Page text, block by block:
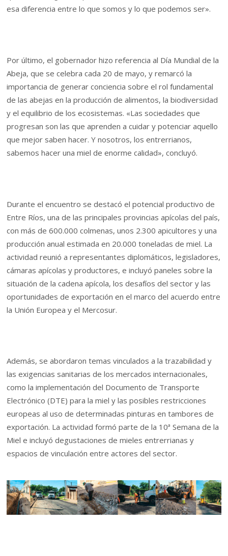
esa diferencia entre lo que somos y lo que podemos ser».
Por último, el gobernador hizo referencia al Día Mundial de la
Abeja, que se celebra cada 20 de mayo, y remarcó la
importancia de generar conciencia sobre el rol fundamental
de las abejas en la producción de alimentos, la biodiversidad
y el equilibrio de los ecosistemas. «Las sociedades que
progresan son las que aprenden a cuidar y potenciar aquello
que mejor saben hacer. Y nosotros, los entrerrianos,
sabemos hacer una miel de enorme calidad», concluyó.
Durante el encuentro se destacó el potencial productivo de
Entre Ríos, una de las principales provincias apícolas del país,
con más de 600.000 colmenas, unos 2.300 apicultores y una
producción anual estimada en 20.000 toneladas de miel. La
actividad reunió a representantes diplomáticos, legisladores,
cámaras apícolas y productores, e incluyó paneles sobre la
situación de la cadena apícola, los desafíos del sector y las
oportunidades de exportación en el marco del acuerdo entre
la Unión Europea y el Mercosur.
Además, se abordaron temas vinculados a la trazabilidad y
las exigencias sanitarias de los mercados internacionales,
como la implementación del Documento de Transporte
Electrónico (DTE) para la miel y las posibles restricciones
europeas al uso de determinadas pinturas en tambores de
exportación. La actividad formó parte de la 10ª Semana de la
Miel e incluyó degustaciones de mieles entrerrianas y
espacios de vinculación entre actores del sector.